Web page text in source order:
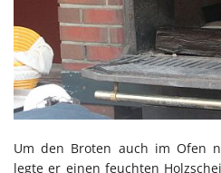
Um den Broten auch im Ofen
legte er einen feuchten